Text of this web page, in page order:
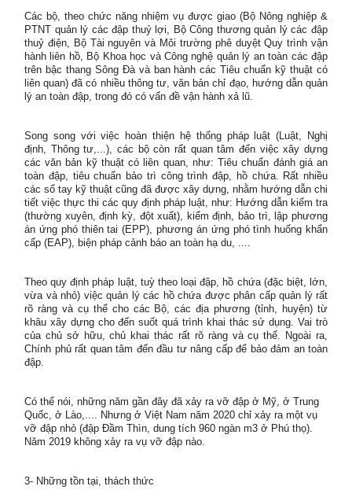
Các bộ, theo chức năng nhiệm vụ được giao (Bộ Nông nghiệp &
PTNT quản lý các đập thuỷ lợi, Bộ Công thương quản lý các đập
thuỷ điện, Bộ Tài nguyên và Môi trường phê duyệt Quy trình vận
hành liên hồ, Bộ Khoa học và Công nghệ quản lý an toàn các đập
trên bậc thang Sông Đà và ban hành các Tiêu chuẩn kỹ thuật có
liên quan) đã có nhiều thông tư, văn bản chỉ đạo, hướng dẫn quản
lý an toàn đập, trong đó có vấn đề vận hành xả lũ.
Song song với việc hoàn thiện hệ thống pháp luật (Luật, Nghị
định, Thông tư,...), các bộ còn rất quan tâm đến việc xây dựng
các văn bản kỹ thuật có liên quan, như: Tiêu chuẩn đánh giá an
toàn đập, tiêu chuẩn bảo trì công trình đập, hồ chứa. Rất nhiều
các sổ tay kỹ thuật cũng đã được xây dựng, nhằm hướng dẫn chi
tiết việc thực thi các quy định pháp luật, như: Hướng dẫn kiểm tra
(thường xuyên, định kỳ, đột xuất), kiểm định, bảo trì, lập phương
án ứng phó thiên tai (EPP), phương án ứng phó tình huống khẩn
cấp (EAP), biện pháp cảnh báo an toàn hạ du, ....
Theo quy định pháp luật, tuỳ theo loại đập, hồ chứa (đặc biệt, lớn,
vừa và nhỏ) việc quản lý các hồ chứa được phân cấp quản lý rất
rõ ràng và cụ thể cho các Bộ, các địa phương (tỉnh, huyện) từ
khâu xây dựng cho đến suốt quá trình khai thác sử dụng. Vai trò
của chủ sở hữu, chủ khai thác rất rõ ràng và cụ thể. Ngoài ra,
Chính phủ rất quan tâm đến đầu tư nâng cấp để bảo đảm an toàn
đập.
Có thể nói, những năm gần đây đã xảy ra vỡ đập ở Mỹ, ở Trung
Quốc, ở Lào,.... Nhưng ở Việt Nam năm 2020 chỉ xảy ra một vụ
vỡ đập nhỏ (đập Đầm Thìn, dung tích 960 ngàn m3 ở Phú thọ).
Năm 2019 không xảy ra vụ vỡ đập nào.
3- Những tồn tại, thách thức